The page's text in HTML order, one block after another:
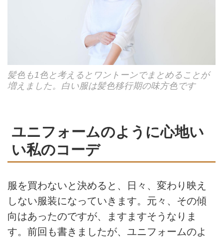
髪色も1色と考えるとワントーンでまとめることが
増えました。白い服は髪色移行期の味方色です
ユニフォームのように心地い
い私のコーデ
服を買わないと決めると、⽇々、変わり映え
しない服装になっていきます。元々、その傾
向はあったのですが、ますますそうなりま
す。前回も書きましたが、ユニフォームのよ